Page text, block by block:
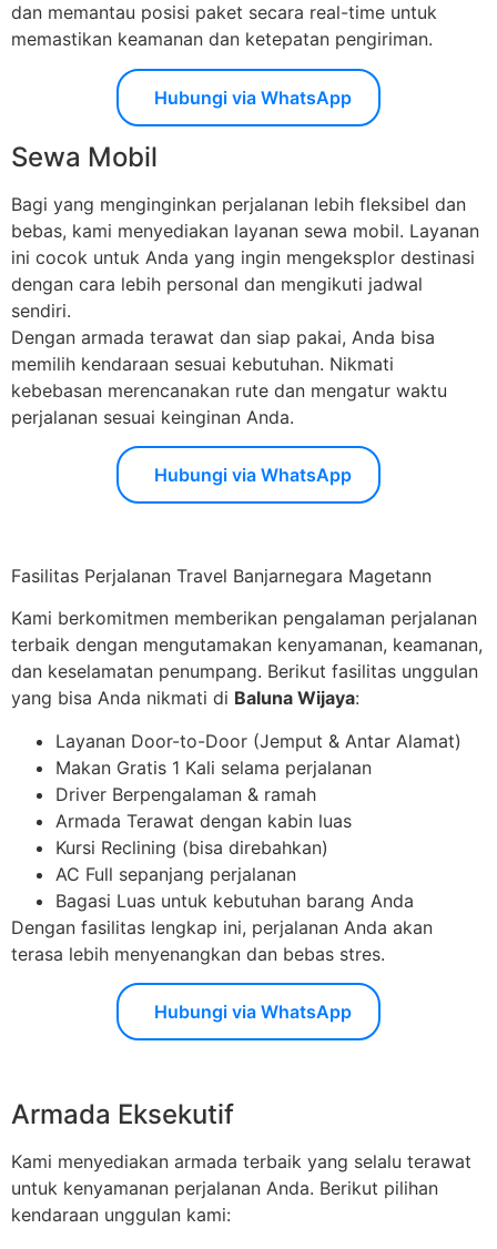
dan memantau posisi paket secara real-time untuk
memastikan keamanan dan ketepatan pengiriman.
Hubungi via WhatsApp
Sewa Mobil
Bagi yang menginginkan perjalanan lebih fleksibel dan
bebas, kami menyediakan layanan sewa mobil. Layanan
ini cocok untuk Anda yang ingin mengeksplor destinasi
dengan cara lebih personal dan mengikuti jadwal
sendiri.
Dengan armada terawat dan siap pakai, Anda bisa
memilih kendaraan sesuai kebutuhan. Nikmati
kebebasan merencanakan rute dan mengatur waktu
perjalanan sesuai keinginan Anda.
Hubungi via WhatsApp
Fasilitas Perjalanan Travel Banjarnegara Magetann
Kami berkomitmen memberikan pengalaman perjalanan
terbaik dengan mengutamakan kenyamanan, keamanan,
dan keselamatan penumpang. Berikut fasilitas unggulan
yang bisa Anda nikmati di Baluna Wijaya:
Layanan Door-to-Door (Jemput & Antar Alamat)
Makan Gratis 1 Kali selama perjalanan
Driver Berpengalaman & ramah
Armada Terawat dengan kabin luas
Kursi Reclining (bisa direbahkan)
AC Full sepanjang perjalanan
Bagasi Luas untuk kebutuhan barang Anda
Dengan fasilitas lengkap ini, perjalanan Anda akan
terasa lebih menyenangkan dan bebas stres.
Hubungi via WhatsApp
Armada Eksekutif
Kami menyediakan armada terbaik yang selalu terawat
untuk kenyamanan perjalanan Anda. Berikut pilihan
kendaraan unggulan kami: